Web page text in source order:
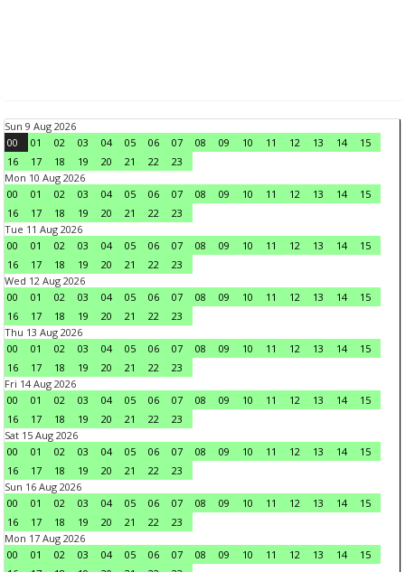
Sun 9 Aug 2026
00
01 02 03 04 05 06 07 08 09 10 11 12 13 14
15
16
17 18 19 20 21 22
23
Mon 10 Aug 2026
00
01 02 03 04 05 06 07 08 09 10 11 12 13 14
15
16
17 18 19 20 21 22
23
Tue 11 Aug 2026
00
01 02 03 04 05 06 07 08 09 10 11 12 13 14
15
16
17 18 19 20 21 22
23
Wed 12 Aug 2026
00
01 02 03 04 05 06 07 08 09 10 11 12 13 14
15
16
17 18 19 20 21 22
23
Thu 13 Aug 2026
00
01 02 03 04 05 06 07 08 09 10 11 12 13 14
15
16
17 18 19 20 21 22
23
Fri 14 Aug 2026
00
01 02 03 04 05 06 07 08 09 10 11 12 13 14
15
16
17 18 19 20 21 22
23
Sat 15 Aug 2026
00
01 02 03 04 05 06 07 08 09 10 11 12 13 14
15
16
17 18 19 20 21 22
23
Sun 16 Aug 2026
00
01 02 03 04 05 06 07 08 09 10 11 12 13 14
15
16
17 18 19 20 21 22
23
Mon 17 Aug 2026
00
01 02 03 04 05 06 07 08 09 10 11 12 13 14
15